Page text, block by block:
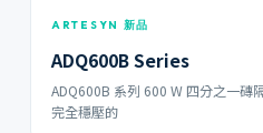
ARTESYN 新品
ADQ600B Series
ADQ600B 系列 600 W 四分之一磚
完全穩壓的